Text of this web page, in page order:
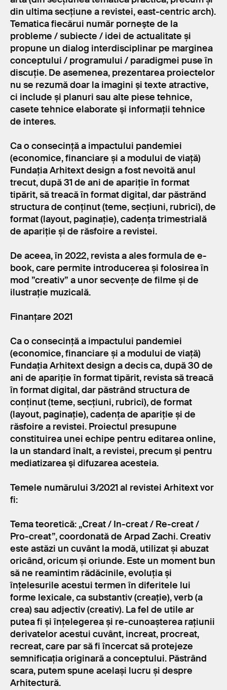
din ultima secțiune a revistei, east-centric arch).
Tematica fiecărui număr porneşte de la
probleme / subiecte / idei de actualitate și
propune un dialog interdisciplinar pe marginea
conceptului / programului / paradigmei puse în
discuție. De asemenea, prezentarea proiectelor
nu se rezumă doar la imagini şi texte atractive,
ci include și planuri sau alte piese tehnice,
casete tehnice elaborate şi informaţii tehnice
de interes.
Ca o consecință a impactului pandemiei
(economice, financiare și a modului de viață)
Fundația Arhitext design a fost nevoită anul
trecut, după 31 de ani de apariție în format
tipărit, să treacă în format digital, dar păstrănd
structura de conținut (teme, secțiuni, rubrici), de
format (layout, paginație), cadența trimestrială
de apariție și de răsfoire a revistei.
De aceea, în 2022, revista a ales formula de e-
book, care permite introducerea și folosirea în
mod ”creativ” a unor secvențe de filme și de
ilustrație muzicală.
Finanțare 2021
Ca o consecință a impactului pandemiei
(economice, financiare și a modului de viață)
Fundația Arhitext design a decis ca, după 30 de
ani de apariție în format tipărit, revista să treacă
în format digital, dar păstrând structura de
conținut (teme, secțiuni, rubrici), de format
(layout, paginație), cadența de apariție și de
răsfoire a revistei. Proiectul presupune
constituirea unei echipe pentru editarea online,
la un standard înalt, a revistei, precum şi pentru
mediatizarea şi difuzarea acesteia.
Temele numărului 3/2021 al revistei Arhitext vor
fi:
Tema teoretică: „Creat / In-creat / Re-creat /
Pro-creat”, coordonată de Arpad Zachi. Creativ
este astăzi un cuvânt la modă, utilizat și abuzat
oricând, oricum și oriunde. Este un moment bun
să ne reamintim rădăcinile, evoluția și
înțelesurile acestui termen în diferitele lui
forme lexicale, ca substantiv (creație), verb (a
crea) sau adjectiv (creativ). La fel de utile ar
putea fi și înțelegerea și re-cunoașterea rațiunii
derivatelor acestui cuvânt, increat, procreat,
recreat, care par să fi încercat să protejeze
semnificația originară a conceptului. Păstrând
scara, putem spune același lucru și despre
Arhitectură.